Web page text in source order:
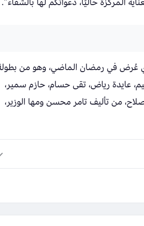
عُرض في رمضان الماضي، وهو من
عايدة رياض، تقى حسام، حازم سمير،
من تأليف تامر محسن ومها الوزير،